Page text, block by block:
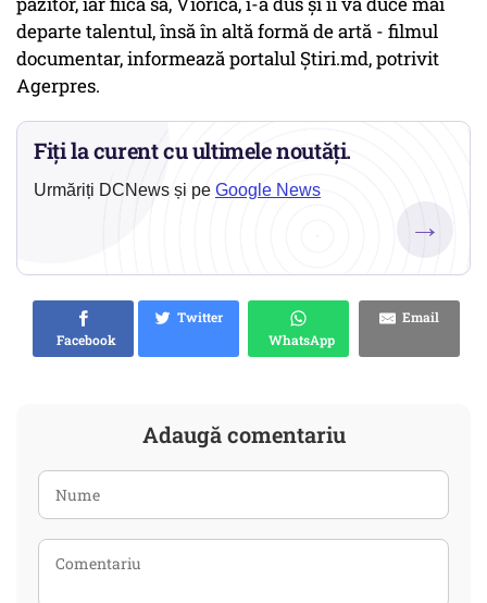
departe talentul, însă în altă formă de artă - filmul
documentar, informează portalul Știri.md, potrivit
Agerpres.
Fiți la curent cu ultimele noutăți.
Urmăriți DCNews și pe Google News
→
Facebook
Twitter
WhatsApp
Email
Adaugă comentariu